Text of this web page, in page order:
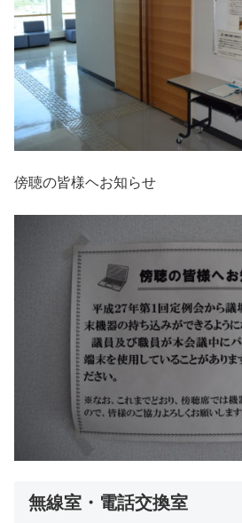
傍聴の皆様ヘお知らせ
無線室・電話交換室